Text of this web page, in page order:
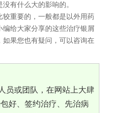
有什么大的影响的。
较重要的，一般都是以外用药
给大家分享的这些治疗银屑
果您也有疑问，可以咨询在
员或团队，在网站上大肆
好、签约治疗、先治病